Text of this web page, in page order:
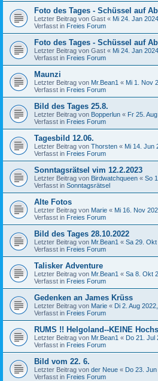
Foto des Tages - Schüssel auf
Letzter Beitrag von Gast « Mi 24. Jan
Verfasst in Freies Forum
Foto des Tages - Schüssel auf
Letzter Beitrag von Gast « Mi 24. Jan
Verfasst in Freies Forum
Maunzi
Letzter Beitrag von Mr.Bean1 « Mi 1. Nov
Verfasst in Freies Forum
Bild des Tages 25.8.
Letzter Beitrag von Bopperlun « Fr 25.
Verfasst in Freies Forum
Tagesbild 12.06.
Letzter Beitrag von Thorsten « Mi 14. Jun
Verfasst in Freies Forum
Sonntagsrätsel vim 12.2.2023
Letzter Beitrag von Birdwatchqueen « So
Verfasst in Sonntagsrätsel
Alte Fotos
Letzter Beitrag von Marie « Mi 16. Nov
Verfasst in Freies Forum
Bild des Tages 28.10.2022
Letzter Beitrag von Mr.Bean1 « Sa 29.
Verfasst in Freies Forum
Talisker Adventure
Letzter Beitrag von Mr.Bean1 « Sa 8. Okt
Verfasst in Freies Forum
Gedenken an James Krüss
Letzter Beitrag von Marie « Di 2. Aug
Verfasst in Freies Forum
RUMS !! Helgoland--KEINE
Letzter Beitrag von Mr.Bean1 « Do 21. Jul
Verfasst in Freies Forum
Bild vom 22. 6.
Letzter Beitrag von der Neue « Do 23.
Verfasst in Freies Forum